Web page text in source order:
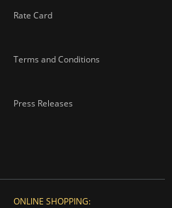
Rate Card
Terms and Conditions
Press Releases
ONLINE SHOPPING: